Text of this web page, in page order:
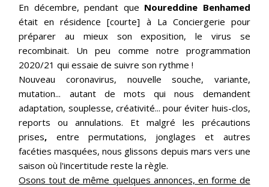
En décembre, pendant que Noureddine Benhamed
était en résidence [courte] à La Conciergerie pour
préparer au mieux son exposition, le virus se
recombinait. Un peu comme notre programmation
2020/21 qui essaie de suivre son rythme !
Nouveau coronavirus, nouvelle souche, variante,
mutation... autant de mots qui nous demandent
adaptation, souplesse, créativité... pour éviter huis-clos,
reports ou annulations. Et malgré les précautions
prises, entre permutations, jonglages et autres
facéties masquées, nous glissons depuis mars vers une
saison où l'incertitude reste la règle.
Osons tout de même quelques annonces, en forme de